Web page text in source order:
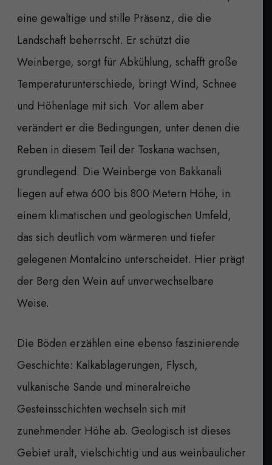
eine gewaltige und stille Präsenz, die die
Landschaft beherrscht. Er schützt die
Weinberge, sorgt für Abkühlung, schafft große
Temperaturunterschiede, bringt Wind, Schnee
und Höhenlage mit sich. Vor allem aber
verändert er die Bedingungen, unter denen die
Reben in diesem Teil der Toskana wachsen,
grundlegend. Die Weinberge von Bakkanali
liegen auf etwa 600 bis 800 Metern Höhe, in
einem klimatischen und geologischen Umfeld,
das sich deutlich vom wärmeren und tiefer
gelegenen Montalcino unterscheidet. Hier prägt
der Berg den Wein auf unverwechselbare
Weise.
Die Böden erzählen eine ebenso faszinierende
Geschichte: Kalkablagerungen, Flysch,
vulkanische Sande und mineralreiche
Gesteinsschichten wechseln sich mit
zunehmender Höhe ab. Geologisch ist dieses
Gebiet uralt, vielschichtig und aus weinbaulicher